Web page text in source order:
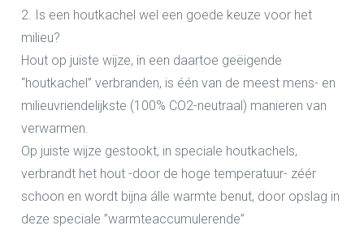
2. Is een houtkachel wel een goede keuze voor het
milieu?
Hout op juiste wijze, in een daartoe geëigende
“houtkachel” verbranden, is één van de meest mens- en
milieuvriendelijkste (100% CO2-neutraal) manieren van
verwarmen.
Op juiste wijze gestookt, in speciale houtkachels,
verbrandt het hout -door de hoge temperatuur- zéér
schoon en wordt bijna álle warmte benut, door opslag in
deze speciale ”warmteaccumulerende”